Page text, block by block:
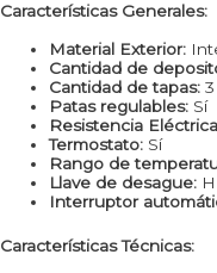
Características Generales:
Material Exterior:
Cantidad de
Cantidad de tapas: 3
Patas regulables: Sí
Resistencia
Termostato: Sí
Rango de
Llave de desague:
Interruptor
Características Técnicas: